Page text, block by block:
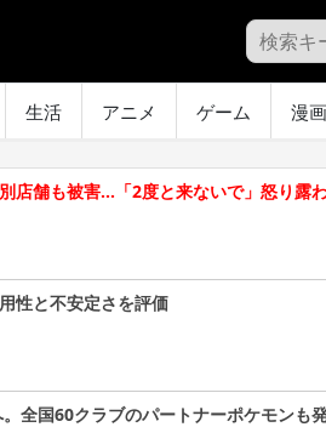
生活 アニメ ゲーム 漫画
店舗も被害…「2度と来ないで」怒り露
性と不安定さを評価
全国60クラブのパートナーポケモンも